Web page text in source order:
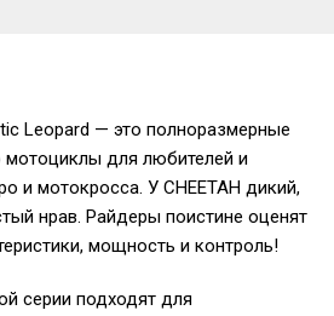
Leopard — это полноразмерные
для любителей и
и мотокросса. У CHEETAH дикий,
нрав. Райдеры поистине оценят
мощность и контроль!
серии подходят для